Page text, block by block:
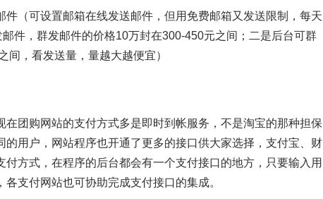
（可设置邮箱在线发送邮件，但用免费邮箱又发送限制，每天
件，群发邮件的价格10万封在300-450元之间；二是后台可群
间，看发送量，量越大越便宜）
在团购网站的支付方式多是即时到帐服务，不是淘宝的那种担保
用户，网站程序也开通了更多的接口供大家选择，支付宝、财
方式，在程序的后台都会有一个支付接口的地方，只要输入用
支付网站也可协助完成支付接口的集成。